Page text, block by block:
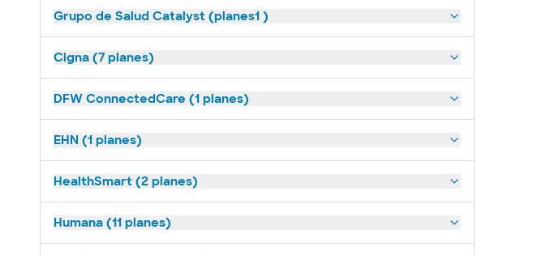
Grupo de Salud Catalyst (planes1 )
Cigna (7 planes)
DFW ConnectedCare (1 planes)
EHN (1 planes)
HealthSmart (2 planes)
Humana (11 planes)